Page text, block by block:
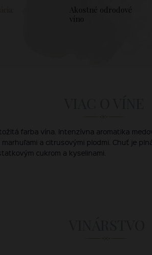
Akostné odrodové
víno
farba vína. Intenzívna aromatika
a citrusovými plodmi. Chuť je
cukrom a kyselinami.